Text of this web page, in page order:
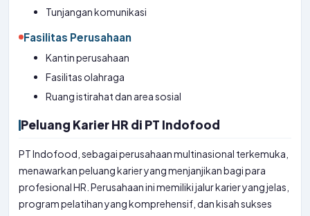
Tunjangan komunikasi
Fasilitas Perusahaan
Kantin perusahaan
Fasilitas olahraga
Ruang istirahat dan area sosial
Peluang Karier HR di PT Indofood
PT Indofood, sebagai perusahaan multinasional terkemuka,
menawarkan peluang karier yang menjanjikan bagi para
profesional HR. Perusahaan ini memiliki jalur karier yang jelas,
program pelatihan yang komprehensif, dan kisah sukses